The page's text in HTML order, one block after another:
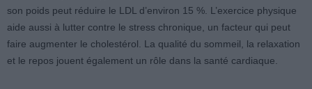
son poids peut réduire le LDL d’environ 15 %. L’exercice physique
aide aussi à lutter contre le stress chronique, un facteur qui peut
faire augmenter le cholestérol. La qualité du sommeil, la relaxation
et le repos jouent également un rôle dans la santé cardiaque.